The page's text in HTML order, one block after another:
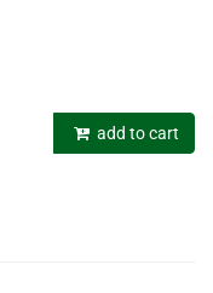
add to cart